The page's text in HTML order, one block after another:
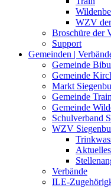
WZV
Broschüre der
Support
Gemeinden |
Gemeinde
Gemeinde
Markt
Gemeinde Train
Gemeinde
Schulverband
WZV
Verbände
ILE-